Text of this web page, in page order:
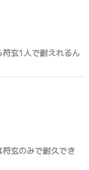
玄1人で耐えれるん
玄のみで耐久でき